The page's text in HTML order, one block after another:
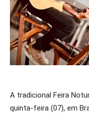
A tradicional Feira
quinta-feira (07), em